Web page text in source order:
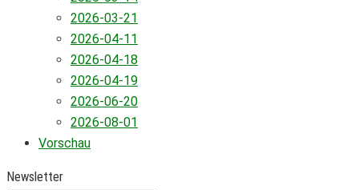
2026-03-21
2026-04-11
2026-04-18
2026-04-19
2026-06-20
2026-08-01
Vorschau
Newsletter